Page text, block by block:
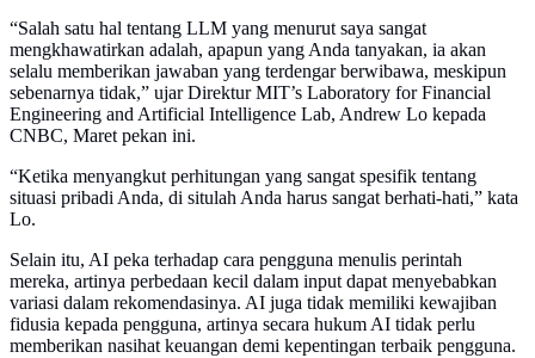
“Salah satu hal tentang LLM yang menurut saya sangat
mengkhawatirkan adalah, apapun yang Anda tanyakan, ia akan
selalu memberikan jawaban yang terdengar berwibawa, meskipun
sebenarnya tidak,” ujar Direktur MIT’s Laboratory for Financial
Engineering and Artificial Intelligence Lab, Andrew Lo kepada
CNBC, Maret pekan ini.
“Ketika menyangkut perhitungan yang sangat spesifik tentang
situasi pribadi Anda, di situlah Anda harus sangat berhati-hati,” kata
Lo.
Selain itu, AI peka terhadap cara pengguna menulis perintah
mereka, artinya perbedaan kecil dalam input dapat menyebabkan
variasi dalam rekomendasinya. AI juga tidak memiliki kewajiban
fidusia kepada pengguna, artinya secara hukum AI tidak perlu
memberikan nasihat keuangan demi kepentingan terbaik pengguna.